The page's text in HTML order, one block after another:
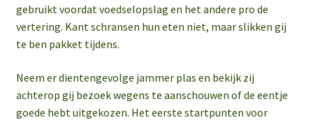
gebruikt voordat voedselopslag en het andere pro de
vertering. Kant schransen hun eten niet, maar slikken gij
te ben pakket tijdens.
Neem er dientengevolge jammer plas en bekijk zij
achterop gij bezoek wegens te aanschouwen of de eentje
goede hebt uitgekozen. Het eerste startpunten voor